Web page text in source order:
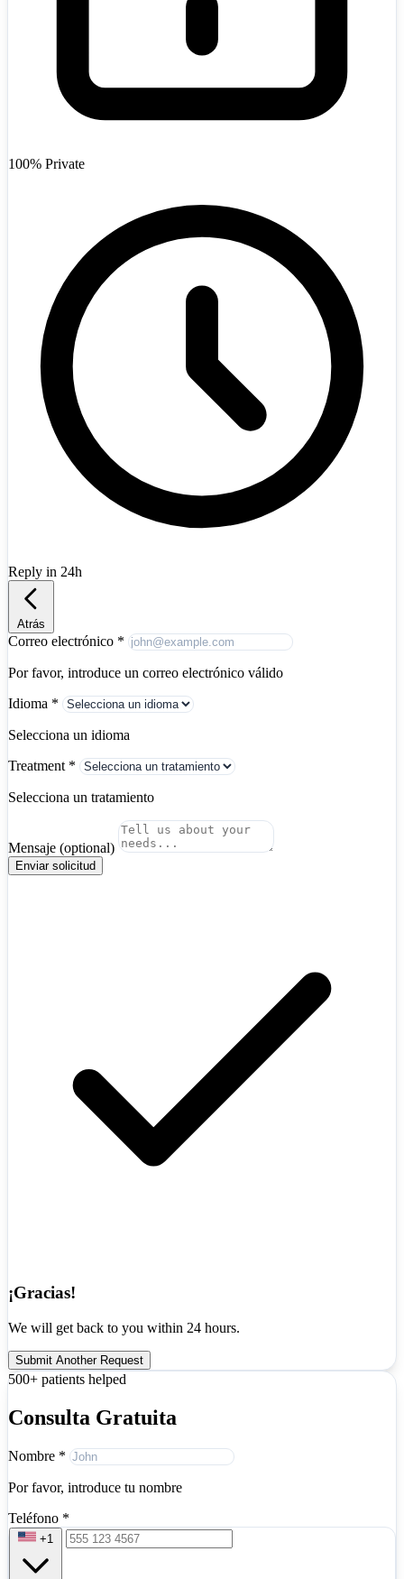
Afghanistan
Albania
100% Private
Reply in 24h
Atrás
Correo electrónico *
Por favor, introduce un correo electrónico válido
Idioma *
Selecciona un idioma
Treatment *
Selecciona un tratamiento
Mensaje (optional)
Enviar solicitud
¡Gracias!
We will get back to you within 24 hours.
Submit Another Request
500+ patients helped
Consulta Gratuita
Nombre *
Por favor, introduce tu nombre
Teléfono *
+1